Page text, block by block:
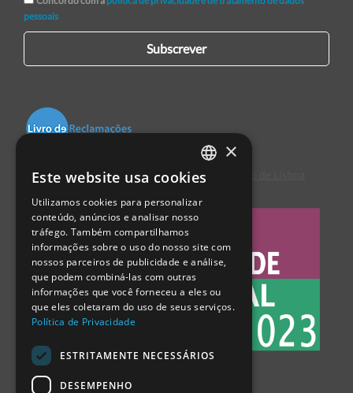
pessoais
Subscrever
Centro de Arbitragem de Conflitos de Consumo de Lisboa
PORTUGUESE
ENGLISH
SPANISH
×
Este website usa cookies
Utilizamos cookies para personalizar
conteúdo, anúncios e analisar nosso
tráfego. Também compartilhamos
informações sobre o uso do nosso site com
nossos parceiros de publicidade e análise,
que podem combiná-las com outras
informações que você forneceu a eles ou
que eles coletaram do uso de seus serviços.
Política de Privacidade
ESTRITAMENTE NECESSÁRIOS
DESEMPENHO